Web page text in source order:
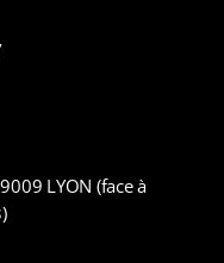
LYON (face à